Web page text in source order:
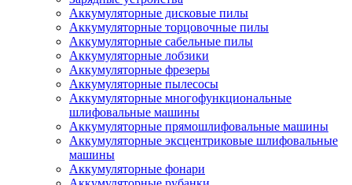
Аккумуляторные дисковые пилы
Аккумуляторные торцовочные пилы
Аккумуляторные сабельные пилы
Аккумуляторные лобзики
Аккумуляторные фрезеры
Аккумуляторные пылесосы
Аккумуляторные многофункциональные
шлифовальные машины
Аккумуляторные прямошлифовальные машины
Аккумуляторные эксцентриковые шлифовальные
машины
Аккумуляторные фонари